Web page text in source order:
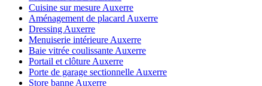
Cuisine sur mesure Auxerre
Aménagement de placard Auxerre
Dressing Auxerre
Menuiserie intérieure Auxerre
Baie vitrée coulissante Auxerre
Portail et clôture Auxerre
Porte de garage sectionnelle Auxerre
Store banne Auxerre